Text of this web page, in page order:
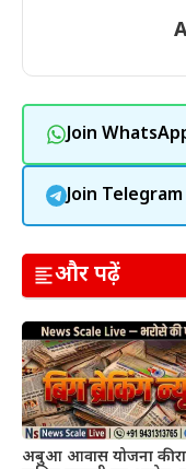
Join
Join Telegram
और पढ़ें
अबुआ आवास योजना की